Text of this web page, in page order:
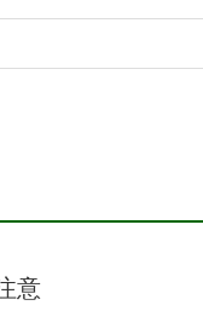
意